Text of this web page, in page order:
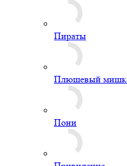
Пчёлы
Растения
Розовый фламинго
Самолёты
Смайлы и эмоджи
Спорт
Супергерои